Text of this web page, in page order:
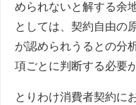
められないと解する余
としては、契約自由の
が認められうるとの分
項ごとに判断する必要
とりわけ消費者契約に